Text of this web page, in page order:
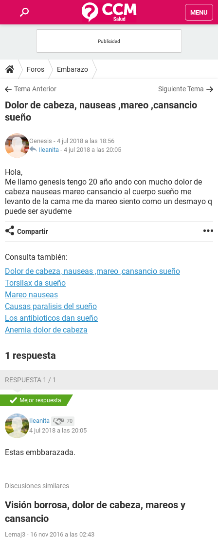
MENU
FOROS
SALUD
FAMILIA
NUTRICIÓN
SEXUALIDAD
GLOSARIO
Foros Embarazo
Tema Anterior Siguiente Tema
Dolor de cabeza, nauseas ,mareo ,cansancio
sueño
Genesis - 4 jul 2018 a las 18:56
Ileanita - 4 jul 2018 a las 20:05
Hola,
Me llamo genesis tengo 20 año ando con mucho dolor de
cabeza nauseas mareo cansancio al cuerpo sueño me
levanto de la cama me da mareo siento como un desmayo q
puede ser ayudeme
Compartir
Consulta también:
Dolor de cabeza, nauseas ,mareo ,cansancio sueño
Torsilax da sueño
Mareo nauseas
Causas paralisis del sueño
Los antibioticos dan sueño
Anemia dolor de cabeza
1 respuesta
RESPUESTA 1 / 1
Mejor respuesta
Ileanita 70
4 jul 2018 a las 20:05
Estas embbarazada.
Discusiones similares
Visión borrosa, dolor de cabeza, mareos y
cansancio
Lemaj3 - 16 nov 2016 a las 02:43